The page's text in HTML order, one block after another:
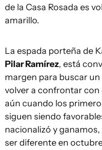
de la Casa Rosada es
amarillo.
La espada porteña de
Pilar Ramírez, está
margen para buscar
volver a confrontar con
aún cuando los
siguen siendo
nacionalizó y
ser diferente en